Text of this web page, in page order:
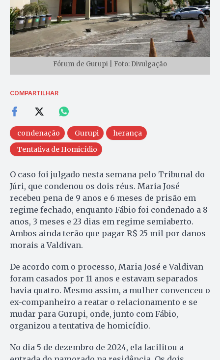
Fórum de Gurupi | Foto: Divulgação
COMPARTILHAR
condenação Gurupi
herança
Tentativa de Homicídio
O caso foi julgado nesta semana pelo Tribunal do
Júri, que condenou os dois réus. Maria José
recebeu pena de 9 anos e 6 meses de prisão em
regime fechado, enquanto Fábio foi condenado a 8
anos, 3 meses e 23 dias em regime semiaberto.
Ambos ainda terão que pagar R$ 25 mil por danos
morais a Valdivan.
De acordo com o processo, Maria José e Valdivan
foram casados por 11 anos e estavam separados
havia quatro. Mesmo assim, a mulher convenceu o
ex-companheiro a reatar o relacionamento e se
mudar para Gurupi, onde, junto com Fábio,
organizou a tentativa de homicídio.
No dia 5 de dezembro de 2024, ela facilitou a